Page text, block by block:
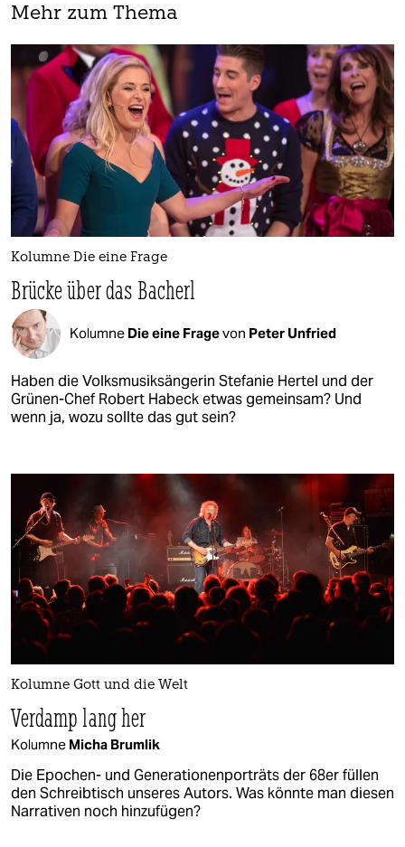
Mehr zum Thema
Kolumne Die eine Frage
Brücke über das Bacherl
Kolumne Die eine Fragevon Peter Unfried
Haben die Volksmusiksängerin Stefanie Hertel und der
Grünen-Chef Robert Habeck etwas gemeinsam? Und
wenn ja, wozu sollte das gut sein?
Kolumne Gott und die Welt
Verdamp lang her
Kolumne Micha Brumlik
Die Epochen- und Generationenporträts der 68er füllen
den Schreibtisch unseres Autors. Was könnte man diesen
Narrativen noch hinzufügen?